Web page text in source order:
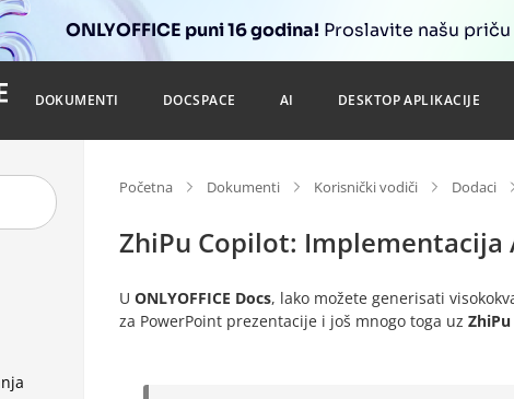
ONLYOFFICE puni 16 godina! Proslavite našu
DOKUMENTI DOCSPACE AI DESKTOP APLIKACIJE
Početna Dokumenti Korisnički vodiči Dodaci
ZhiPu Copilot: Implementacija
U ONLYOFFICE Docs, lako možete generisati
za PowerPoint prezentacije i još mnogo toga uz